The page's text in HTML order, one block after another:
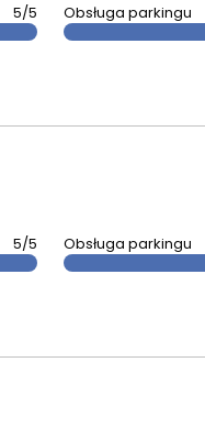
5/5 Obsługa parkingu
5/5 Obsługa parkingu